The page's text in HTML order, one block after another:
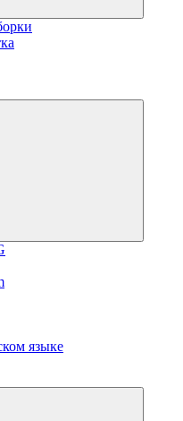
языке